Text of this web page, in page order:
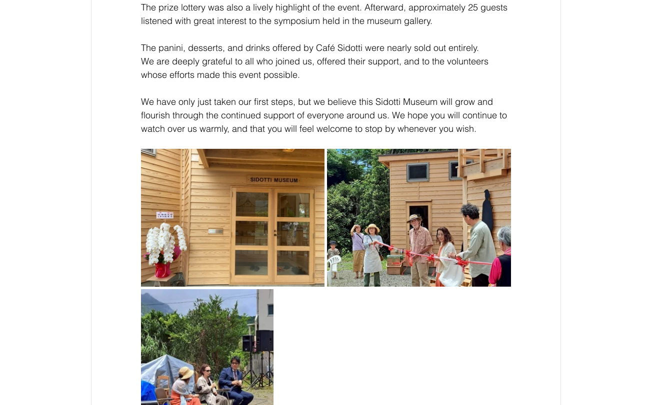
The prize lottery was also a lively highlight of the event. Afterward, approximately 25 guests
listened with great interest to the symposium held in the museum gallery.
The panini, desserts, and drinks offered by Café Sidotti were nearly sold out entirely.
We are deeply grateful to all who joined us, offered their support, and to the volunteers
whose efforts made this event possible.
We have only just taken our first steps, but we believe this Sidotti Museum will grow and
flourish through the continued support of everyone around us. We hope you will continue to
watch over us warmly, and that you will feel welcome to stop by whenever you wish.